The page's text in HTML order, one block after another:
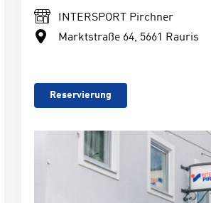
INTERSPORT Pirchner
Marktstraße 64, 5661 Rauris
Reservierung